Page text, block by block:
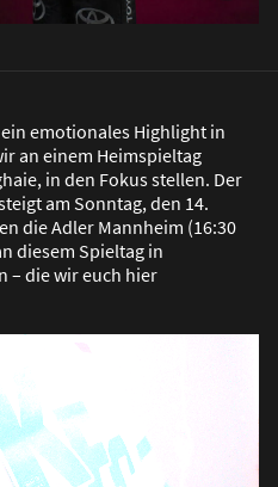
emotionales Highlight in
an einem Heimspieltag
in den Fokus stellen. Der
am Sonntag, den 14.
die Adler Mannheim (16:30
diesem Spieltag in
– die wir euch hier